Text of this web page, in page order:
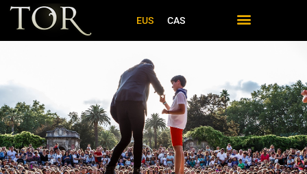
EUS CAS